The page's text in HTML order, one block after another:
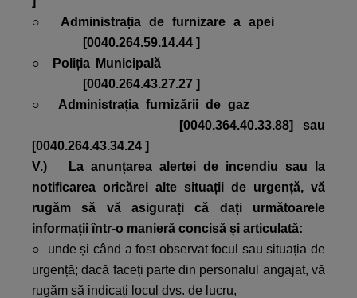
○ Administrația de furnizare a apei
[0040.264.59.14.44 ]
○
Poliția Municipală
[0040.264.43.27.27 ]
○ Administrația furnizării de gaz
[0040.364.40.33.88] sau
[0040.264.43.34.24 ]
V.) La anunțarea alertei de incendiu sau la
notificarea oricărei alte situații de urgență, vă
rugăm să vă asigurați că dați următoarele
informații într-o manieră concisă și articulată:
○ unde și când a fost observat focul sau situația de
urgență; dacă faceți parte din personalul angajat, vă
rugăm să indicați locul dvs. de lucru,